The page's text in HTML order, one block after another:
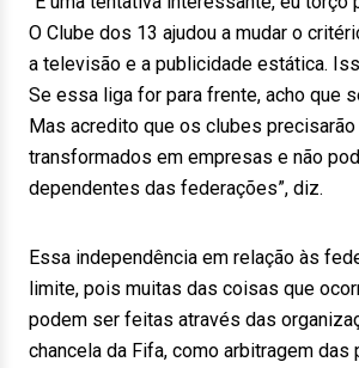
O Clube dos 13 ajudou a mudar o
a televisão e a publicidade estática.
Se essa liga for para frente, acho que
Mas acredito que os clubes
transformados em empresas e não
dependentes das federações”, diz.
Essa independência em relação às
limite, pois muitas das coisas que
podem ser feitas através das
chancela da Fifa, como arbitragem